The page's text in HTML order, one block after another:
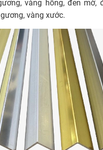
vàng hồng, đen mờ,
vàng xước.